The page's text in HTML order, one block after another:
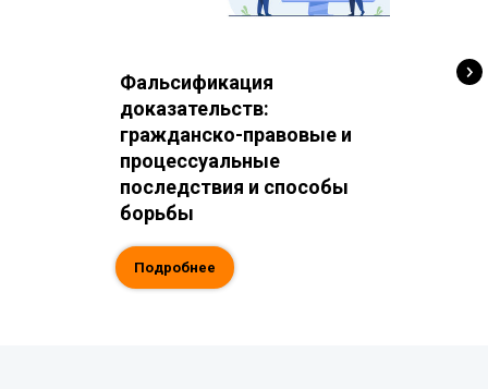
Фальсификация
доказательств:
гражданско-правовые и
процессуальные
последствия и способы
борьбы
Подробнее